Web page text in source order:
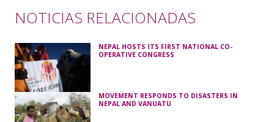
NOTICIAS RELACIONADAS
NEPAL HOSTS ITS FIRST NATIONAL CO-
OPERATIVE CONGRESS
MOVEMENT RESPONDS TO DISASTERS IN
NEPAL AND VANUATU